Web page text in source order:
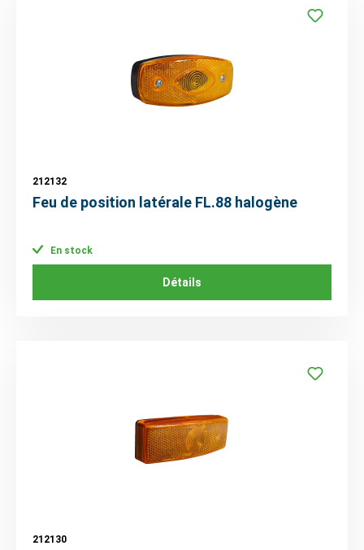
212132
Feu de position latérale FL.88 halogène
En stock
Détails
212130